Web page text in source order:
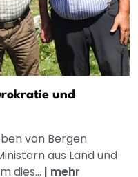
und
von Bergen
aus Land und
dies... | mehr